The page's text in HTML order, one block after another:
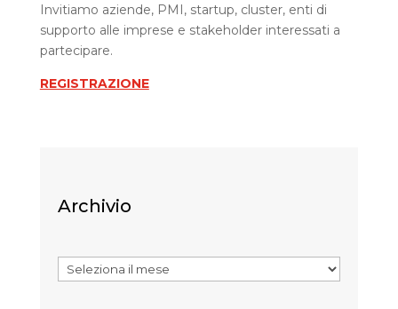
Invitiamo aziende, PMI, startup, cluster, enti di
supporto alle imprese e stakeholder interessati a
partecipare.
REGISTRAZIONE
Archivio
Archivi